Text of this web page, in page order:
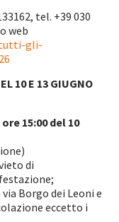
tel. +39 030
web
gli-
10 E 13 GIUGNO
15:00 del 10
di
Borgo dei Leoni e
eccetto i